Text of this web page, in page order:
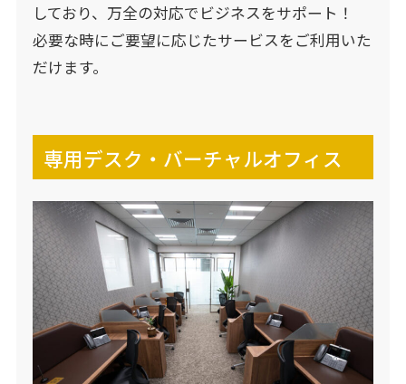
しており、万全の対応でビジネスをサポート！
必要な時にご要望に応じたサービスをご利用いた
だけます。
専用デスク・バーチャルオフィス